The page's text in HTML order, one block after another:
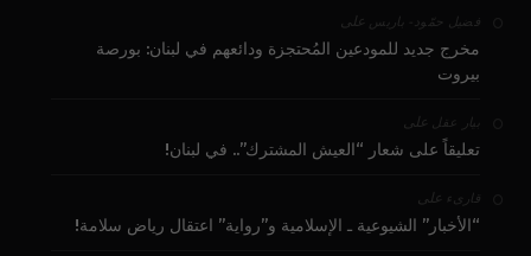
فضيل حمّود - باريس على
مخرج جديد للمودعين المُحتجزة ودائعهم في لبنان: بورصة
بيروت
بيار عقل على
تعليقاً على شعار “العيش المشترك”.. في لبنان!
قارىء على
“الأخبار” الشيوعية ـ الإسلامية و”رواية” اعتقال رياض سلامة!